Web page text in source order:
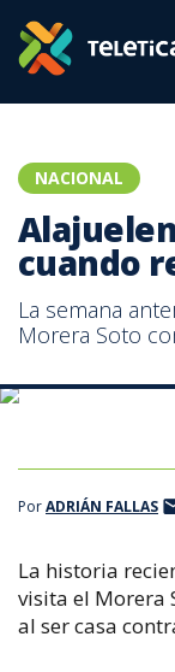
NACIONAL
cuando
La semana
Morera Soto
PorADRIÁN FALLAS
La historia
visita el Morera
al ser casa